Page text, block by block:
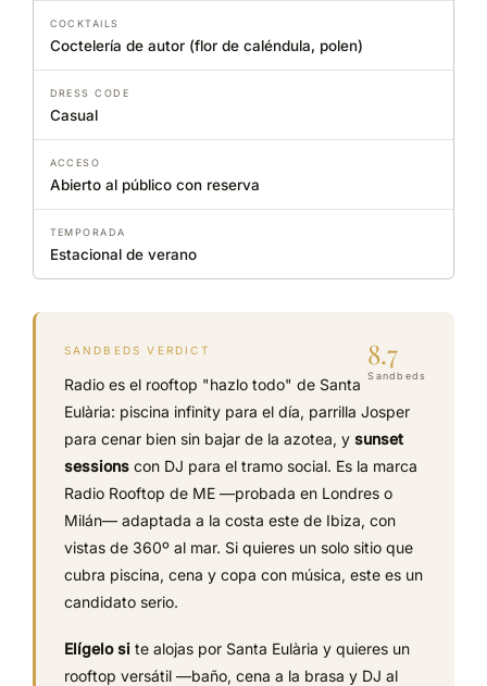
COCKTAILS
Coctelería de autor (flor de caléndula, polen)
DRESS CODE
Casual
ACCESO
Abierto al público con reserva
TEMPORADA
Estacional de verano
8.7
Sandbeds
SANDBEDS VERDICT
Radio es el rooftop "hazlo todo" de Santa
Eulària: piscina infinity para el día, parrilla Josper
para cenar bien sin bajar de la azotea, y sunset
sessionscon DJ para el tramo social. Es la marca
Radio Rooftop de ME —probada en Londres o
Milán— adaptada a la costa este de Ibiza, con
vistas de 360º al mar. Si quieres un solo sitio que
cubra piscina, cena y copa con música, este es un
candidato serio.
Elígelo site alojas por Santa Eulària y quieres un
rooftop versátil —baño, cena a la brasa y DJ al